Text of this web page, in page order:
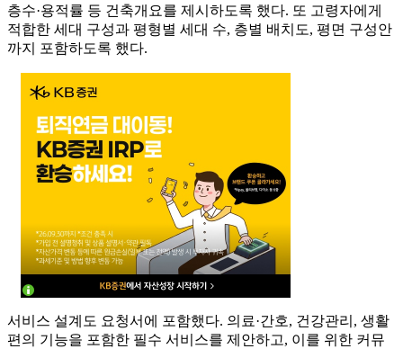
층수·용적률 등 건축개요를 제시하도록 했다. 또 고령자에게
적합한 세대 구성과 평형별 세대 수, 층별 배치도, 평면 구성안
까지 포함하도록 했다.
서비스 설계도 요청서에 포함했다. 의료·간호, 건강관리, 생활
편의 기능을 포함한 필수 서비스를 제안하고, 이를 위한 커뮤